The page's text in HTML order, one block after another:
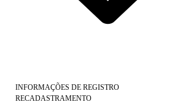
INFORMAÇÕES DE REGISTRO
RECADASTRAMENTO